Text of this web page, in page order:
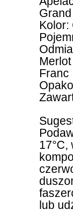
Kolor:
Franc
17°C,
lub